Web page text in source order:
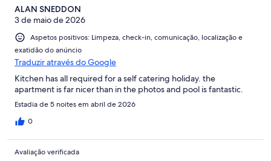
ALAN SNEDDON
3 de maio de 2026
Aspetos positivos: Limpeza, check-in, comunicação, localização e
exatidão do anúncio
Traduzir através do Google
Kitchen has all required for a self catering holiday. the
apartment is far nicer than in the photos and pool is fantastic.
Estadia de 5 noites em abril de 2026
0
Avaliação verificada